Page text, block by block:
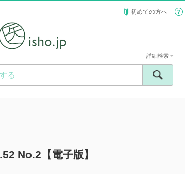
初めての方へ
詳細検索
No.2【電子版】